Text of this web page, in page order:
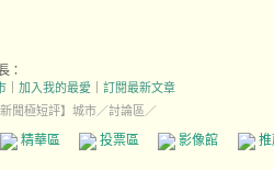
：
加入我的最愛
訂閱最新文章
新聞極短評】城市／討論區／
精華區 投票區 影像館